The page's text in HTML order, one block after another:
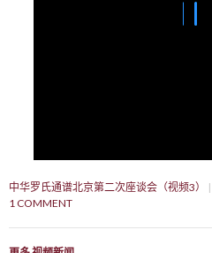
中华罗氏通谱北京第二次座谈会（视频3）
1 COMMENT